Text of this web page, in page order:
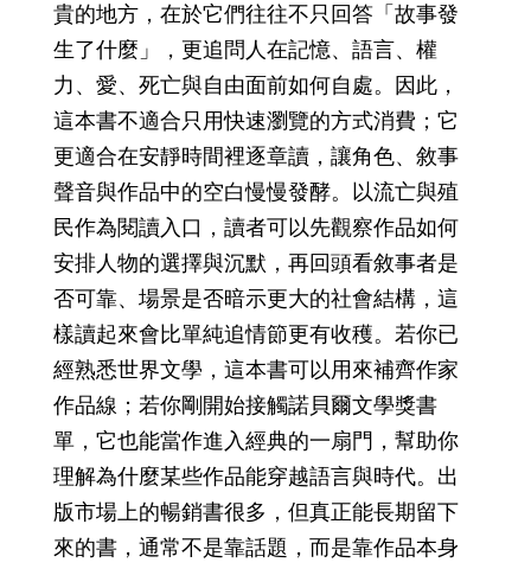
貴的地方，在於它們往往不只回答「故事發
生了什麼」，更追問人在記憶、語言、權
力、愛、死亡與自由面前如何自處。因此，
這本書不適合只用快速瀏覽的方式消費；它
更適合在安靜時間裡逐章讀，讓角色、敘事
聲音與作品中的空白慢慢發酵。以流亡與殖
民作為閱讀入口，讀者可以先觀察作品如何
安排人物的選擇與沉默，再回頭看敘事者是
否可靠、場景是否暗示更大的社會結構，這
樣讀起來會比單純追情節更有收穫。若你已
經熟悉世界文學，這本書可以用來補齊作家
作品線；若你剛開始接觸諾貝爾文學獎書
單，它也能當作進入經典的一扇門，幫助你
理解為什麼某些作品能穿越語言與時代。出
版市場上的暢銷書很多，但真正能長期留下
來的書，通常不是靠話題，而是靠作品本身